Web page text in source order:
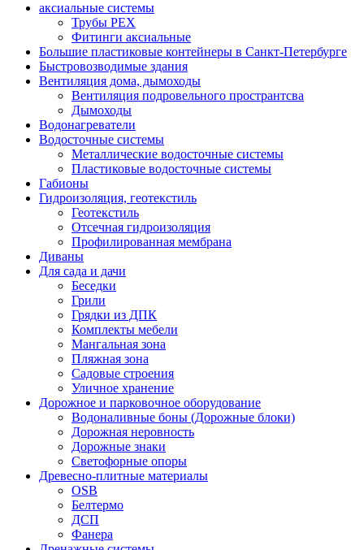
аксиальные системы
Трубы PEX
Фитинги аксиальные
Большие пластиковые контейнеры в Санкт-Петербурге
Быстровозводимые здания
Вентиляция дома, дымоходы
Вентиляция подровельного пространтсва
Дымоходы
Водонагреватели
Водосточные системы
Металлические водосточные системы
Пластиковые водосточные системы
Габионы
Гидроизоляция, геотекстиль
Геотекстиль
Отсечная гидроизоляция
Профилированная мембрана
Диваны
Для сада и дачи
Беседки
Грили
Грядки из ДПК
Комплекты мебели
Мангальная зона
Пляжная зона
Садовые строения
Уличное хранение
Дорожное и парковочное оборудование
Водоналивные боны (Дорожные блоки)
Дорожная неровность
Дорожные знаки
Светофорные опоры
Древесно-плитные материалы
OSB
Белтермо
ДСП
Фанера